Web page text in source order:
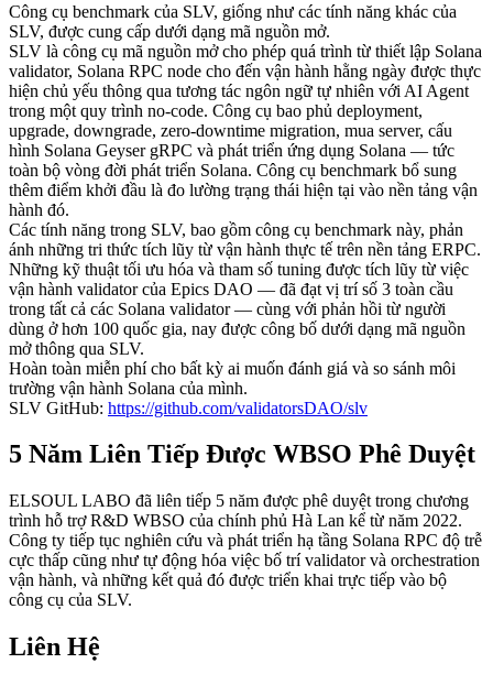
Công cụ benchmark của SLV, giống như các tính năng khác của
SLV, được cung cấp dưới dạng mã nguồn mở.
SLV là công cụ mã nguồn mở cho phép quá trình từ thiết lập Solana
validator, Solana RPC node cho đến vận hành hằng ngày được thực
hiện chủ yếu thông qua tương tác ngôn ngữ tự nhiên với AI Agent
trong một quy trình no-code. Công cụ bao phủ deployment,
upgrade, downgrade, zero-downtime migration, mua server, cấu
hình Solana Geyser gRPC và phát triển ứng dụng Solana — tức
toàn bộ vòng đời phát triển Solana. Công cụ benchmark bổ sung
thêm điểm khởi đầu là đo lường trạng thái hiện tại vào nền tảng vận
hành đó.
Các tính năng trong SLV, bao gồm công cụ benchmark này, phản
ánh những tri thức tích lũy từ vận hành thực tế trên nền tảng ERPC.
Những kỹ thuật tối ưu hóa và tham số tuning được tích lũy từ việc
vận hành validator của Epics DAO — đã đạt vị trí số 3 toàn cầu
trong tất cả các Solana validator — cùng với phản hồi từ người
dùng ở hơn 100 quốc gia, nay được công bố dưới dạng mã nguồn
mở thông qua SLV.
Hoàn toàn miễn phí cho bất kỳ ai muốn đánh giá và so sánh môi
trường vận hành Solana của mình.
SLV GitHub: https://github.com/validatorsDAO/slv
5 Năm Liên Tiếp Được WBSO Phê Duyệt
ELSOUL LABO đã liên tiếp 5 năm được phê duyệt trong chương
trình hỗ trợ R&D WBSO của chính phủ Hà Lan kể từ năm 2022.
Công ty tiếp tục nghiên cứu và phát triển hạ tầng Solana RPC độ trễ
cực thấp cũng như tự động hóa việc bố trí validator và orchestration
vận hành, và những kết quả đó được triển khai trực tiếp vào bộ
công cụ của SLV.
Liên Hệ